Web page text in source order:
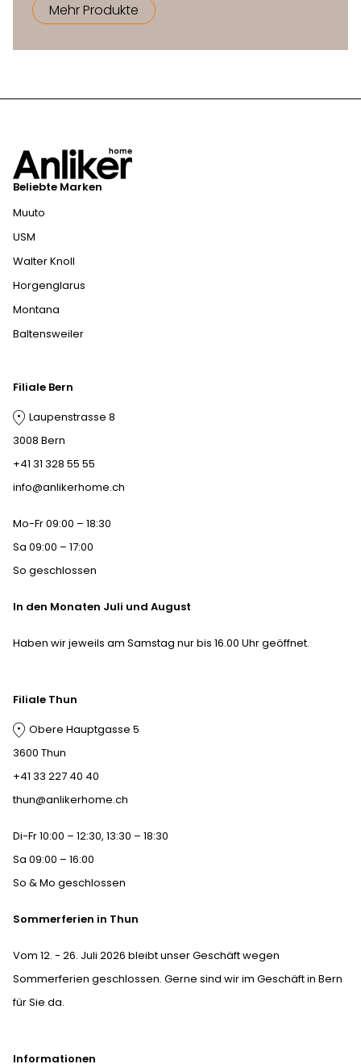
Mehr Produkte
Beliebte Marken
Muuto
USM
Walter Knoll
Horgenglarus
Montana
Baltensweiler
Informationen
Filiale Bern
Laupenstrasse 8
3008 Bern
+41 31 328 55 55
info@anlikerhome.ch
Mo-Fr 09:00 – 18:30
Sa 09:00 – 17:00
So geschlossen
In den Monaten Juli und August
Haben wir jeweils am Samstag nur bis 16.00 Uhr geöffnet.
Filiale Thun
Obere Hauptgasse 5
3600 Thun
+41 33 227 40 40
thun@anlikerhome.ch
Di-Fr 10:00 – 12:30, 13:30 – 18:30
Sa 09:00 – 16:00
So & Mo geschlossen
Sommerferien in Thun
Vom 12. - 26. Juli 2026 bleibt unser Geschäft wegen
Sommerferien geschlossen. Gerne sind wir im Geschäft in Bern
für Sie da.